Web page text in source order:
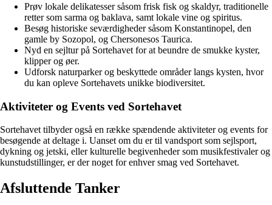
Prøv lokale delikatesser såsom frisk fisk og skaldyr, traditionelle
retter som sarma og baklava, samt lokale vine og spiritus.
Besøg historiske seværdigheder såsom Konstantinopel, den
gamle by Sozopol, og Chersonesos Taurica.
Nyd en sejltur på Sortehavet for at beundre de smukke kyster,
klipper og øer.
Udforsk naturparker og beskyttede områder langs kysten, hvor
du kan opleve Sortehavets unikke biodiversitet.
Aktiviteter og Events ved Sortehavet
Sortehavet tilbyder også en række spændende aktiviteter og events for
besøgende at deltage i. Uanset om du er til vandsport som sejlsport,
dykning og jetski, eller kulturelle begivenheder som musikfestivaler og
kunstudstillinger, er der noget for enhver smag ved Sortehavet.
Afsluttende Tanker